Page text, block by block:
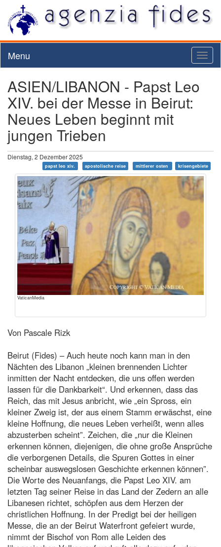
Menu
ASIEN/LIBANON - Papst Leo
XIV. bei der Messe in Beirut:
Neues Leben beginnt mit
jungen Trieben
Dienstag, 2 Dezember 2025
papst leo xiv. apostolische reise mittlerer osten krisengebiete
VaticanMedia
Von Pascale Rizk
Beirut (Fides) – Auch heute noch kann man in den
Nächten des Libanon „kleinen brennenden Lichter
inmitten der Nacht entdecken, die uns offen werden
lassen für die Dankbarkeit“. Und erkennen, dass das
Reich, das mit Jesus anbricht, wie „ein Spross, ein
kleiner Zweig ist, der aus einem Stamm erwäschst, eine
kleine Hoffnung, die neues Leben verheißt, wenn alles
abzusterben scheint”. Zeichen, die „nur die Kleinen
erkennen können, diejenigen, die ohne große Ansprüche
die verborgenen Details, die Spuren Gottes in einer
scheinbar auswegslosen Geschichte erkennen können”.
Die Worte des Neuanfangs, die Papst Leo XIV. am
letzten Tag seiner Reise in das Land der Zedern an alle
Libanesen richtet, schöpfen aus dem Herzen der
christlichen Hoffnung. In der Predigt bei der heiligen
Messe, die an der Beirut Waterfront gefeiert wurde,
nimmt der Bischof von Rom alle Leiden des